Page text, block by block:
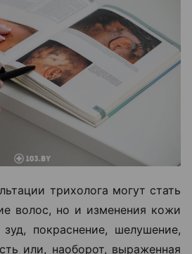
трихолога могут стать
волос, но и изменения кожи
покраснение, шелушение,
или, наоборот, выраженная